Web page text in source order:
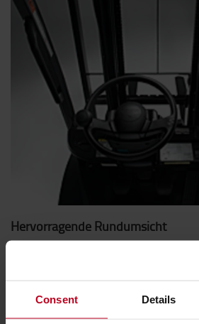
Consent Details
Hervorragende Rundumsicht
Das Freisicht-Hubgerüst und das
dem Fahrer ausgezeichnete Sicht auf